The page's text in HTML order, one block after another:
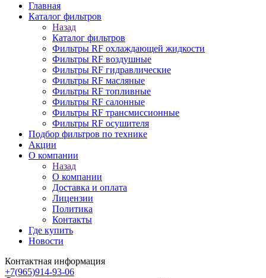
Главная
Каталог фильтров
Назад
Каталог фильтров
Фильтры RF охлаждающей жидкости
Фильтры RF воздушные
Фильтры RF гидравлические
Фильтры RF масляные
Фильтры RF топливные
Фильтры RF салонные
Фильтры RF трансмиссионные
Фильтры RF осушителя
Подбор фильтров по технике
Акции
О компании
Назад
О компании
Доставка и оплата
Лицензии
Политика
Контакты
Где купить
Новости
Контактная информация
+7(965)914-93-06